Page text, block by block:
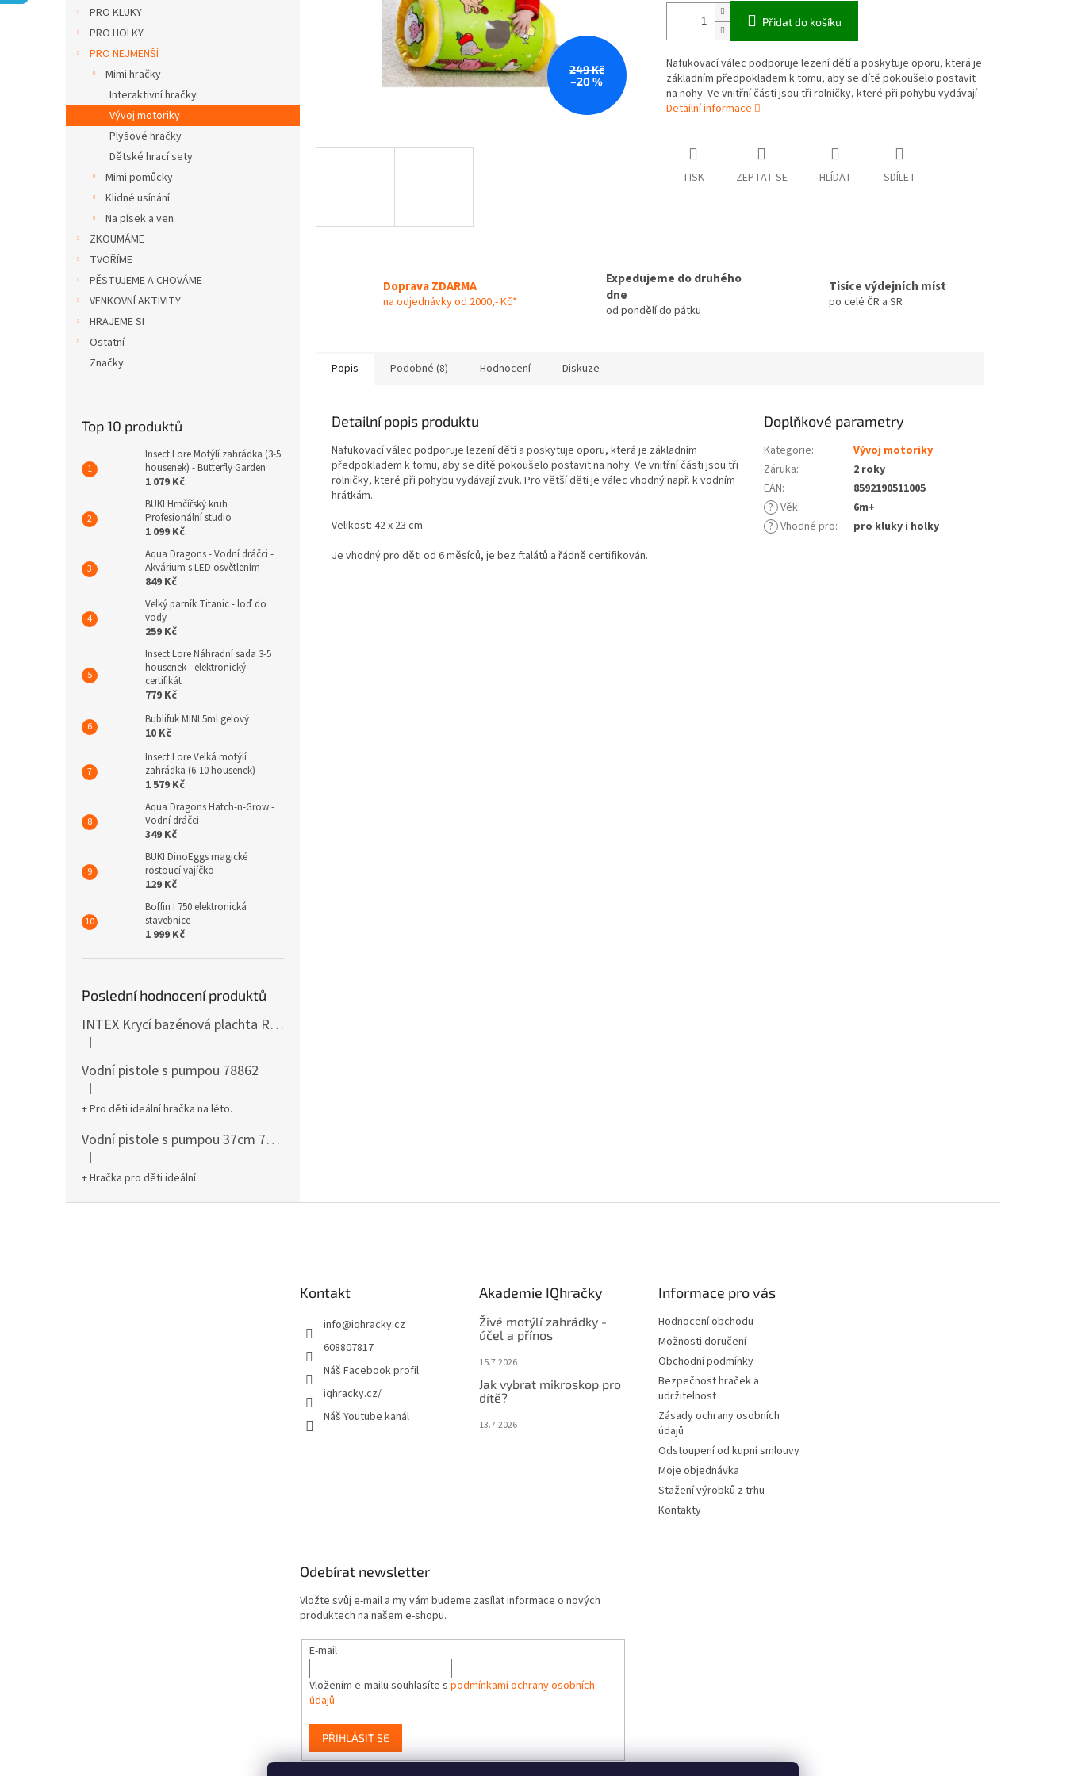
PRO KLUKY
PRO HOLKY
PRO NEJMENŠÍ
Mimi hračky
Interaktivní hračky
Vývoj motoriky
Plyšové hračky
Dětské hrací sety
Mimi pomůcky
Klidné usínání
Na písek a ven
ZKOUMÁME
TVOŘÍME
PĚSTUJEME A CHOVÁME
VENKOVNÍ AKTIVITY
HRAJEME SI
Ostatní
Značky
Top 10 produktů
Insect Lore Motýlí zahrádka (3-5
housenek) - Butterfly Garden
1 079 Kč
BUKI Hrnčířský kruh
Profesionální studio
1 099 Kč
Aqua Dragons - Vodní dráčci -
Akvárium s LED osvětlením
849 Kč
Velký parník Titanic - loď do
vody
259 Kč
Insect Lore Náhradní sada 3-5
housenek - elektronický
certifikát
779 Kč
Bublifuk MINI 5ml gelový
10 Kč
Insect Lore Velká motýlí
zahrádka (6-10 housenek)
1 579 Kč
Aqua Dragons Hatch-n-Grow -
Vodní dráčci
349 Kč
BUKI DinoEggs magické
rostoucí vajíčko
129 Kč
Boffin I 750 elektronická
stavebnice
1 999 Kč
Poslední hodnocení produktů
INTEX Krycí bazénová plachta Round 305cm 28030
Hodnocení produktu je 5 z 5 hvězdiček.
|
Vodní pistole s pumpou 78862
Hodnocení produktu je 5 z 5 hvězdiček.
|
+ Pro děti ideální hračka na léto.
Vodní pistole s pumpou 37cm 78961
Hodnocení produktu je 5 z 5 hvězdiček.
|
+ Hračka pro děti ideální.
249 Kč
–20 %
Přidat do košíku
Nafukovací válec podporuje lezení dětí a poskytuje oporu, která je
základním předpokladem k tomu, aby se dítě pokoušelo postavit
na nohy. Ve vnitřní části jsou tři rolničky, které při pohybu vydávají
Detailní informace
TISK ZEPTAT SE HLÍDAT SDÍLET
Doprava ZDARMA
na odjednávky od 2000,- Kč*
Expedujeme do druhého
dne
od pondělí do pátku
Tisíce výdejních míst
po celé ČR a SR
Popis Podobné (8) Hodnocení Diskuze
Detailní popis produktu
Nafukovací válec podporuje lezení dětí a poskytuje oporu, která je základním
předpokladem k tomu, aby se dítě pokoušelo postavit na nohy. Ve vnitřní části jsou tři
rolničky, které při pohybu vydávají zvuk. Pro větší děti je válec vhodný např. k vodním
hrátkám.
Velikost: 42 x 23 cm.
Je vhodný pro děti od 6 měsíců, je bez ftalátů a řádně certifikován.
Doplňkové parametry
Kategorie:
Vývoj motoriky
Záruka:
2 roky
EAN:
8592190511005
? Věk:
6m+
? Vhodné pro: pro kluky i holky
Kontakt
info@iqhracky.cz
608807817
Náš Facebook profil
iqhracky.cz/
Náš Youtube kanál
Akademie IQhračky
Živé motýlí zahrádky -
účel a přínos
15.7.2026
Jak vybrat mikroskop pro
dítě?
13.7.2026
Informace pro vás
Hodnocení obchodu
Možnosti doručení
Obchodní podmínky
Bezpečnost hraček a
udržitelnost
Zásady ochrany osobních
údajů
Odstoupení od kupní smlouvy
Moje objednávka
Stažení výrobků z trhu
Kontakty
Odebírat newsletter
Vložte svůj e-mail a my vám budeme zasílat informace o nových
produktech na našem e-shopu.
E-mail
Vložením e-mailu souhlasíte s podmínkami ochrany osobních
údajů
PŘIHLÁSIT SE